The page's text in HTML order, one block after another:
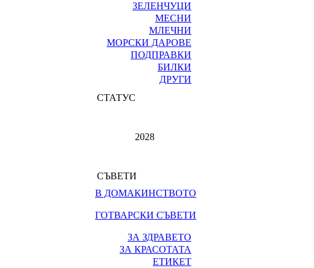
ЗЕЛЕНЧУЦИ
МЕСНИ
МЛЕЧНИ
МОРСКИ ДАРОВЕ
ПОДПРАВКИ
БИЛКИ
ДРУГИ
СТАТУС
2028
СЪВЕТИ
В ДОМАКИНСТВОТО
ГОТВАРСКИ СЪВЕТИ
ЗА ЗДРАВЕТО
ЗА КРАСОТАТА
ЕТИКЕТ